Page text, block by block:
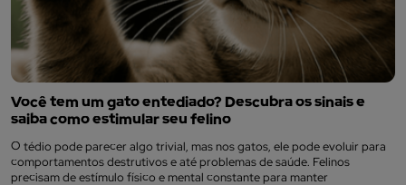
Você tem um gato entediado? Descubra os sinais e
saiba como estimular seu felino
O tédio pode parecer algo trivial, mas nos gatos, ele pode evoluir para
comportamentos destrutivos e até problemas de saúde. Felinos
precisam de estímulo físico e mental constante para manter